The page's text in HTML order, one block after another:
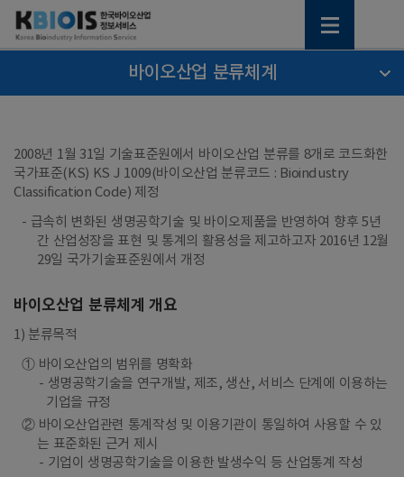
바이오산업 분류체계
2008년 1월 31일 기술표준원에서 바이오산업 분류를 8개로 코드화한
국가표준(KS) KS J 1009(바이오산업 분류코드 : Bioindustry
Classification Code) 제정
- 급속히 변화된 생명공학기술 및 바이오제품을 반영하여 향후 5년
간 산업성장을 표현 및 통계의 활용성을 제고하고자 2016년 12월
29일 국가기술표준원에서 개정
바이오산업 분류체계 개요
1) 분류목적
① 바이오산업의 범위를 명확화
생명공학기술을 연구개발, 제조, 생산, 서비스 단계에 이용하는
기업을 규정
② 바이오산업관련 통계작성 및 이용기관이 통일하여 사용할 수 있
는 표준화된 근거 제시
기업이 생명공학기술을 이용한 발생수익 등 산업통계 작성